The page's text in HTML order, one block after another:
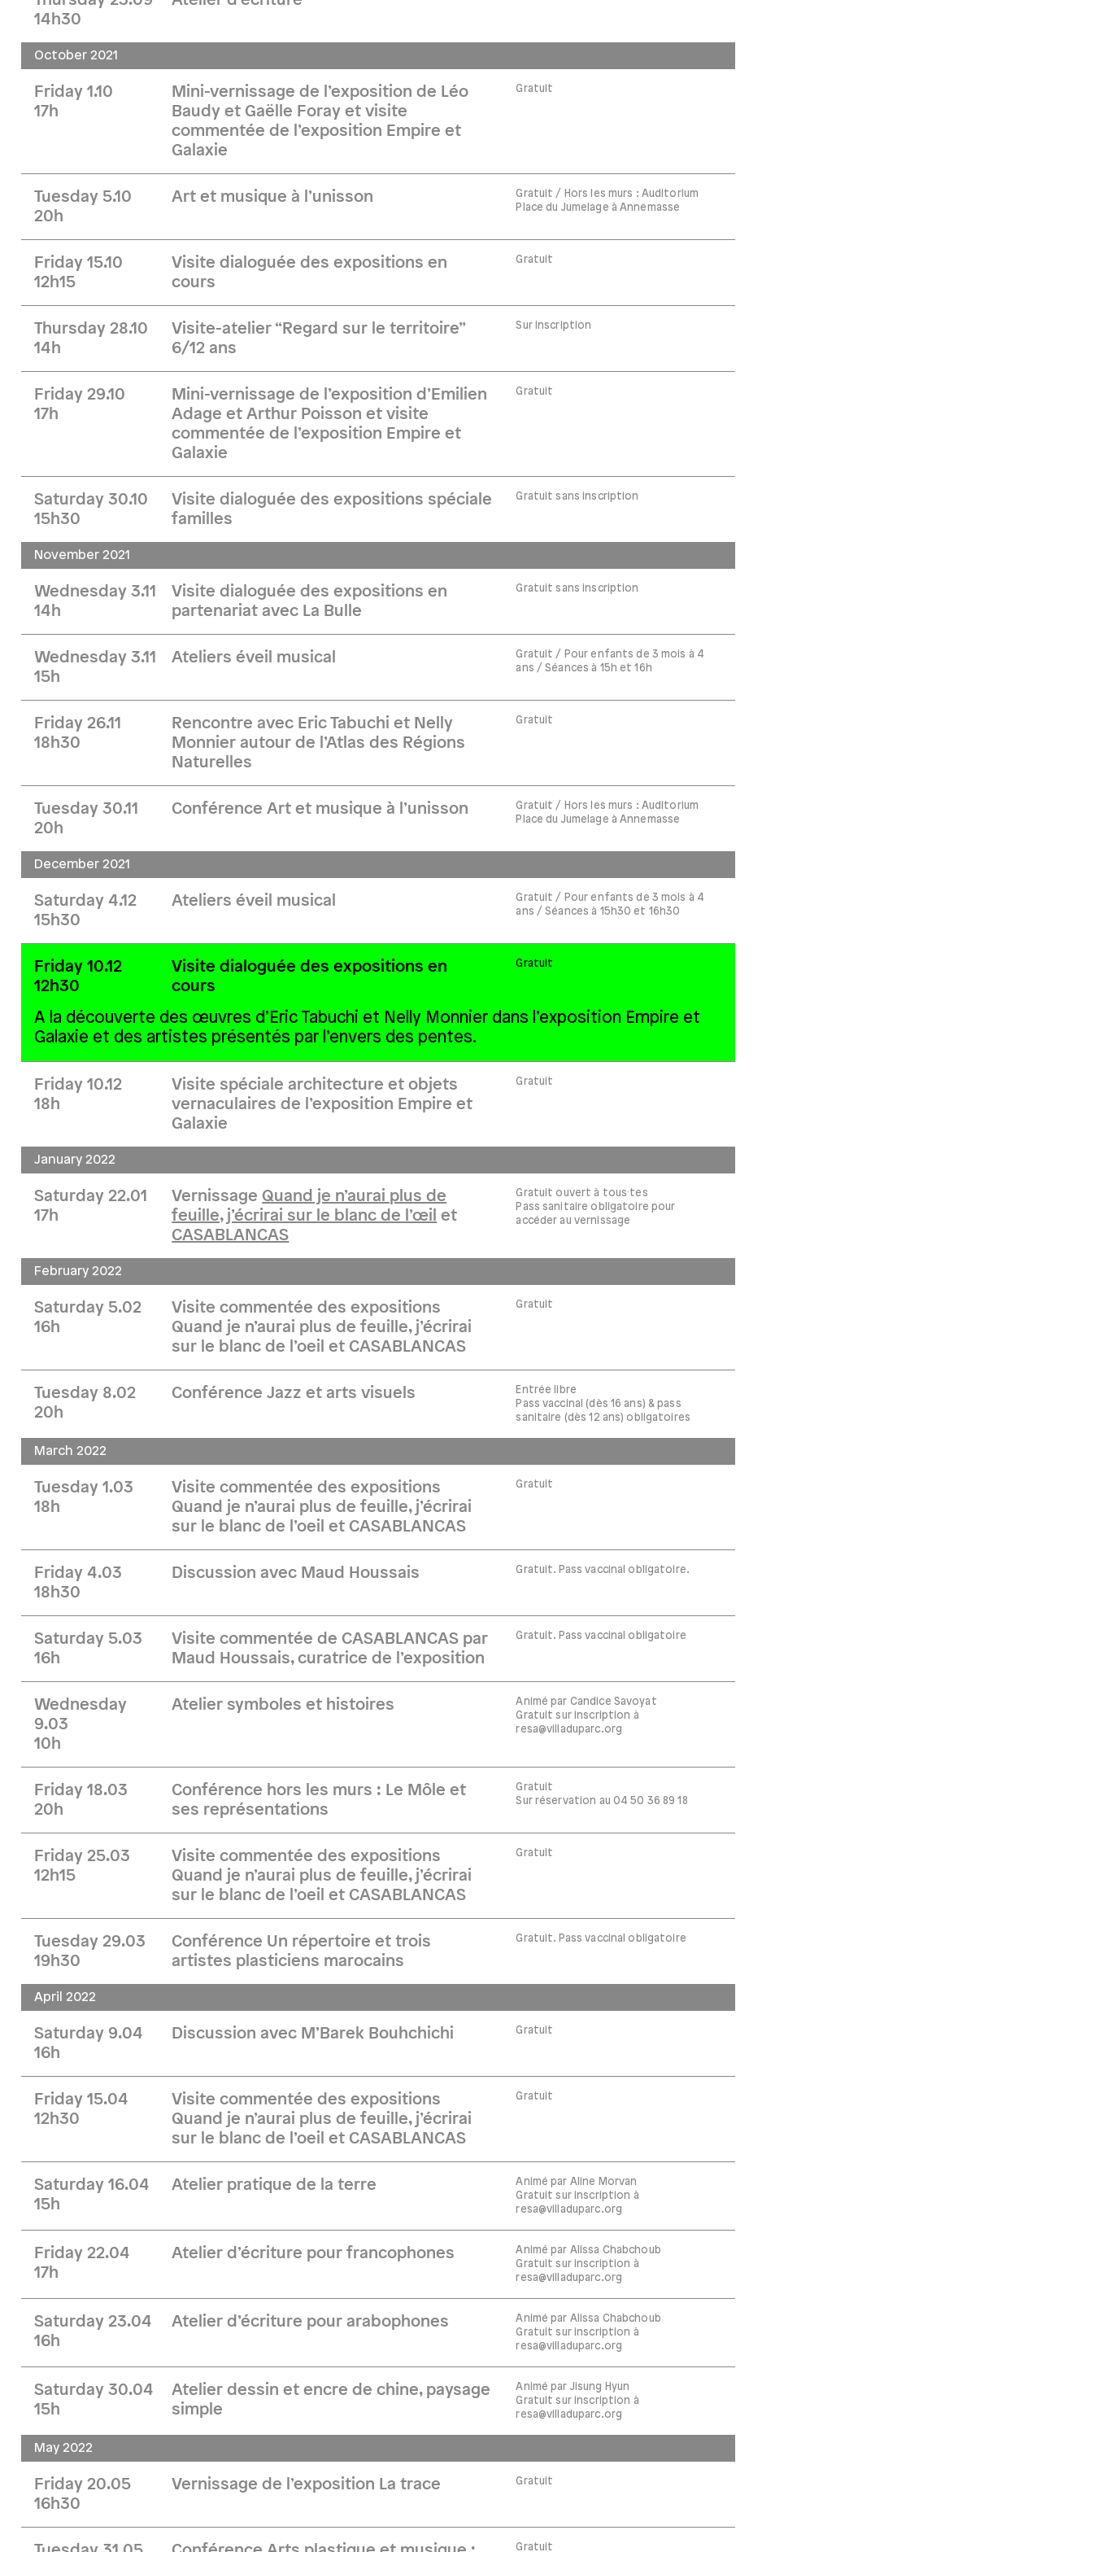
14h30
October 2021
Friday 1.10
17h
Mini-vernissage de l’exposition de Léo
Baudy et Gaëlle Foray et visite
commentée de l’exposition Empire et
Galaxie
Gratuit
Tuesday 5.10
20h
Art et musique à l’unisson
Gratuit / Hors les murs : Auditorium
Place du Jumelage à Annemasse
Friday 15.10
12h15
Visite dialoguée des expositions en
cours
Gratuit
Thursday 28.10
14h
Visite-atelier “Regard sur le territoire”
6/12 ans
Sur inscription
Friday 29.10
17h
Mini-vernissage de l’exposition d’Emilien
Adage et Arthur Poisson et visite
commentée de l’exposition Empire et
Galaxie
Gratuit
Saturday 30.10
15h30
Visite dialoguée des expositions spéciale
familles
Gratuit sans inscription
November 2021
Wednesday 3.11
14h
Visite dialoguée des expositions en
partenariat avec La Bulle
Gratuit sans inscription
Wednesday 3.11
15h
Ateliers éveil musical
Gratuit / Pour enfants de 3 mois à 4
ans / Séances à 15h et 16h
Friday 26.11
18h30
Rencontre avec Eric Tabuchi et Nelly
Monnier autour de l’Atlas des Régions
Naturelles
Gratuit
Tuesday 30.11
20h
Conférence Art et musique à l’unisson
Gratuit / Hors les murs : Auditorium
Place du Jumelage à Annemasse
December 2021
Saturday 4.12
15h30
Ateliers éveil musical
Gratuit / Pour enfants de 3 mois à 4
ans / Séances à 15h30 et 16h30
Friday 10.12
12h30
Visite dialoguée des expositions en
cours
Gratuit
A la découverte des œuvres d’Eric Tabuchi et Nelly Monnier dans l’exposition Empire et
Galaxie et des artistes présentés par l’envers des pentes.
Friday 10.12
18h
Visite spéciale architecture et objets
vernaculaires de l’exposition Empire et
Galaxie
Gratuit
January 2022
Saturday 22.01
17h
Vernissage Quand je n’aurai plus de
feuille, j’écrirai sur le blanc de l’œil et
CASABLANCAS
Gratuit ouvert à tous·tes
Pass sanitaire obligatoire pour
accéder au vernissage
February 2022
Saturday 5.02
16h
Visite commentée des expositions
Quand je n’aurai plus de feuille, j’écrirai
sur le blanc de l’oeil et CASABLANCAS
Gratuit
Tuesday 8.02
20h
Conférence Jazz et arts visuels
Entrée libre
Pass vaccinal (dès 16 ans) & pass
sanitaire (dès 12 ans) obligatoires
March 2022
Tuesday 1.03
18h
Visite commentée des expositions
Quand je n’aurai plus de feuille, j’écrirai
sur le blanc de l’oeil et CASABLANCAS
Gratuit
Friday 4.03
18h30
Discussion avec Maud Houssais Gratuit. Pass vaccinal obligatoire.
Saturday 5.03
16h
Visite commentée de CASABLANCAS par
Maud Houssais, curatrice de l’exposition
Gratuit. Pass vaccinal obligatoire
Wednesday
9.03
10h
Atelier symboles et histoires
Animé par Candice Savoyat
Gratuit sur inscription à
resa@villaduparc.org
Friday 18.03
20h
Conférence hors les murs : Le Môle et
ses représentations
Gratuit
Sur réservation au 04 50 36 89 18
Friday 25.03
12h15
Visite commentée des expositions
Quand je n’aurai plus de feuille, j’écrirai
sur le blanc de l’oeil et CASABLANCAS
Gratuit
Tuesday 29.03
19h30
Conférence Un répertoire et trois
artistes plasticiens marocains
Gratuit. Pass vaccinal obligatoire
April 2022
Saturday 9.04
16h
Discussion avec M’Barek Bouhchichi Gratuit
Friday 15.04
12h30
Visite commentée des expositions
Quand je n’aurai plus de feuille, j’écrirai
sur le blanc de l’oeil et CASABLANCAS
Gratuit
Saturday 16.04
15h
Atelier pratique de la terre
Animé par Aline Morvan
Gratuit sur inscription à
resa@villaduparc.org
Friday 22.04
17h
Atelier d’écriture pour francophones
Animé par Alissa Chabchoub
Gratuit sur inscription à
resa@villaduparc.org
Saturday 23.04
16h
Atelier d’écriture pour arabophones
Animé par Alissa Chabchoub
Gratuit sur inscription à
resa@villaduparc.org
Saturday 30.04
15h
Atelier dessin et encre de chine, paysage
simple
Animé par Jisung Hyun
Gratuit sur inscription à
resa@villaduparc.org
May 2022
Friday 20.05
16h30
Vernissage de l’exposition La trace Gratuit
Gratuit